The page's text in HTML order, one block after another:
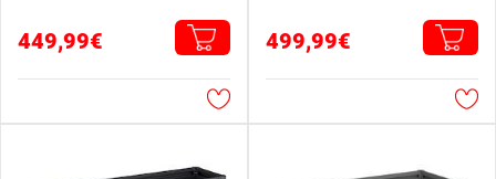
449,99€ 499,99€